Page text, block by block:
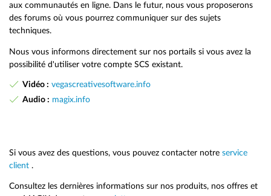
aux communautés en ligne. Dans le futur, nous vous proposerons
des forums où vous pourrez communiquer sur des sujets
techniques.
Nous vous informons directement sur nos portails si vous avez la
possibilité d'utiliser votre compte SCS existant.
Vidéo : vegascreativesoftware.info
Audio : magix.info
Si vous avez des questions, vous pouvez contacter notre service
client .
Consultez les dernières informations sur nos produits, nos offres et